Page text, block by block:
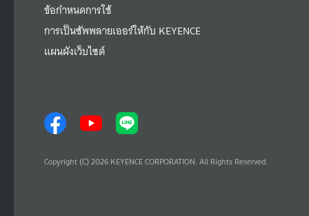
ข้อกำหนดการใช้
การเป็นซัพพลายเออร์ให้กับ KEYENCE
แผนผังเว็บไซต์
Copyright (C) 2026 KEYENCE CORPORATION. All Rights Reserved.